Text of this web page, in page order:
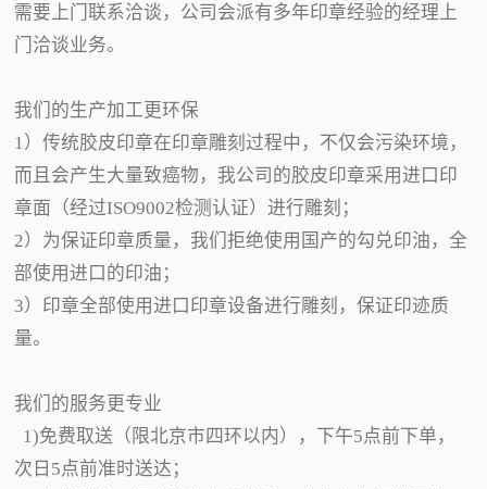
需要上门联系洽谈，公司会派有多年印章经验的经理上
门洽谈业务。
我们的生产加工更环保
1）传统胶皮印章在印章雕刻过程中，不仅会污染环境，
而且会产生大量致癌物，我公司的胶皮印章采用进口印
章面（经过ISO9002检测认证）进行雕刻；
2）为保证印章质量，我们拒绝使用国产的勾兑印油，全
部使用进口的印油；
3）印章全部使用进口印章设备进行雕刻，保证印迹质
量。
我们的服务更专业
1)免费取送（限北京市四环以内），下午5点前下单，
次日5点前准时送达；